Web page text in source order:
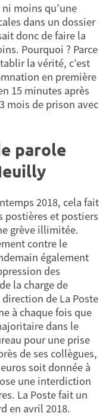
moins qu’une
dans un dossier
donc de faire la
Pourquoi ? Parce
la vérité, c’est
en première
15 minutes après
mois de prison avec
parole
2018, cela fait
postières et postiers
grève illimitée.
contre le
également
des
la charge de
de La Poste
à chaque fois que
dans le
pour une prise
de ses collègues,
soit donnée à
une interdiction
La Poste fait un
en avril 2018.